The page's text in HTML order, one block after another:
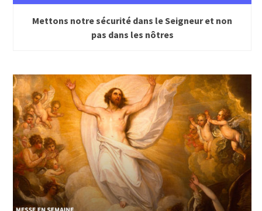
Mettons notre sécurité dans le Seigneur et non
pas dans les nôtres